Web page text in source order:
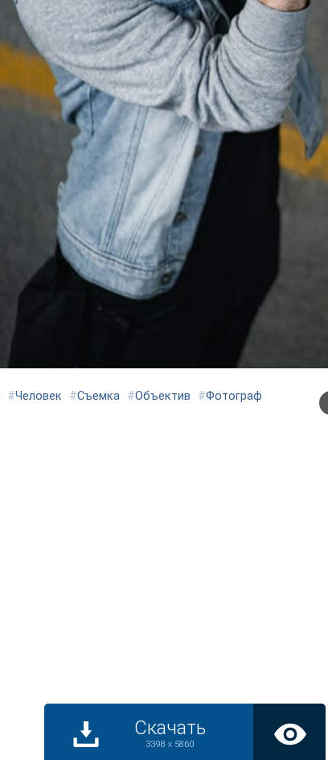
#Человек #Съемка #Объектив #Фотограф
Скачать
3398 x 5860